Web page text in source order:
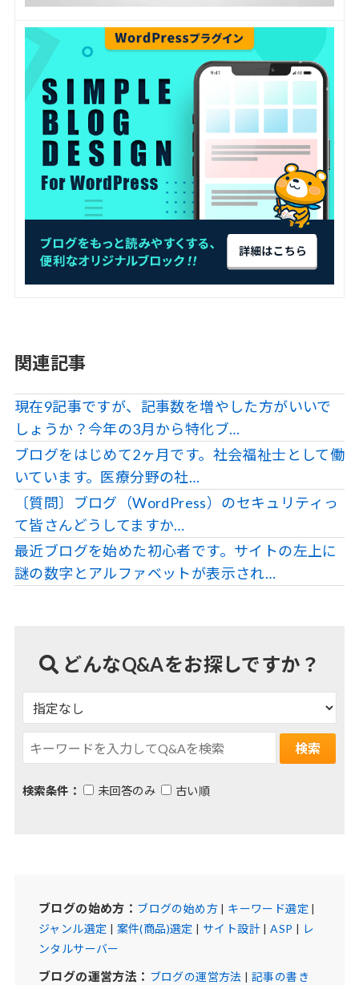
関連記事
現在9記事ですが、記事数を増やした方がいいで
しょうか？今年の3月から特化ブ…
ブログをはじめて2ヶ月です。社会福祉士として働
いています。医療分野の社…
〔質問〕ブログ（WordPress）のセキュリティっ
て皆さんどうしてますか…
最近ブログを始めた初心者です。サイトの左上に
謎の数字とアルファベットが表示され…
どんなQ&Aをお探しですか？
検索条件： 未回答のみ 古い順
ブログの始め方： ブログの始め方| キーワード選定 |
ジャンル選定 | 案件(商品)選定 | サイト設計|ASP | レ
ンタルサーバー
ブログの運営方法： ブログの運営方法 | 記事の書き